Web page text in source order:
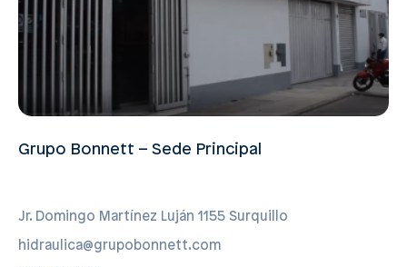
Grupo Bonnett – Sede Principal
Jr. Domingo Martínez Luján 1155 Surquillo
hidraulica@grupobonnett.com